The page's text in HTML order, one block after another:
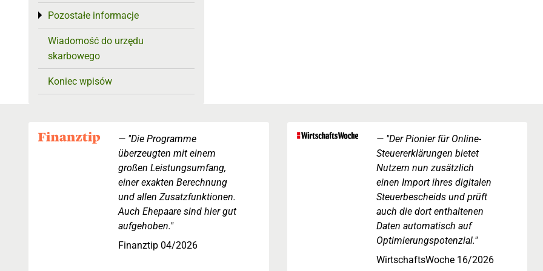
Pozostałe informacje
Toggle menu
Wiadomość do urzędu
skarbowego
Koniec wpisów
"Die Programme
überzeugten mit einem
großen Leistungsumfang,
einer exakten Berechnung
und allen Zusatzfunktionen.
Auch Ehepaare sind hier gut
aufgehoben."
Finanztip 04/2026
"Der Pionier für Online-
Steuererklärungen bietet
Nutzern nun zusätzlich
einen Import ihres digitalen
Steuerbescheids und prüft
auch die dort enthaltenen
Daten automatisch auf
Optimierungspotenzial."
WirtschaftsWoche 16/2026